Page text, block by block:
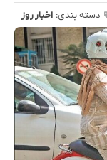
دسته بندی: اخبار روز